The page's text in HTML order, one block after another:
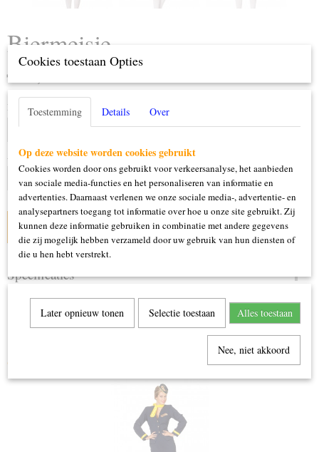
Biermeisje
€ 34,95
Maat
Aantal
IN WINKELWAGEN
Specificaties
Productcode
4791-290
Ook interessant
Cookies toestaan Opties
Toestemming Details Over
Op deze website worden cookies gebruikt
Cookies worden door ons gebruikt voor verkeersanalyse, het aanbieden
van sociale media-functies en het personaliseren van informatie en
advertenties. Daarnaast verlenen we onze sociale media-, advertentie- en
analysepartners toegang tot informatie over hoe u onze site gebruikt. Zij
kunnen deze informatie gebruiken in combinatie met andere gegevens
die zij mogelijk hebben verzameld door uw gebruik van hun diensten of
die u hen hebt verstrekt.
Later opnieuw tonen Selectie toestaan Alles toestaan
Nee, niet akkoord